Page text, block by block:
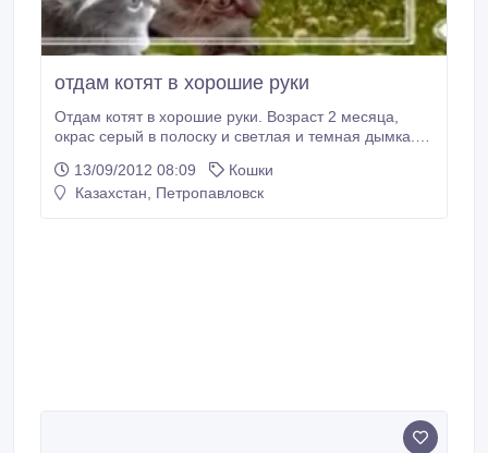
отдам котят в хорошие руки
Отдам котят в хорошие руки. Возраст 2 месяца,
окрас серый в полоску и светлая и темная дымка.
характеры разные..
13/09/2012 08:09
Кошки
Казахстан, Петропавловск